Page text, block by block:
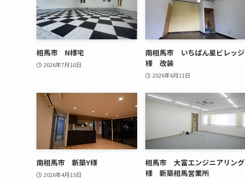
相馬市 N様宅
2026年7月16日
南相馬市 いちばん星ビレッジ
様 改装
2026年6月11日
南相馬市 新築Y様
2026年4月15日
相馬市 大富エンジニアリング
様 新築相馬営業所